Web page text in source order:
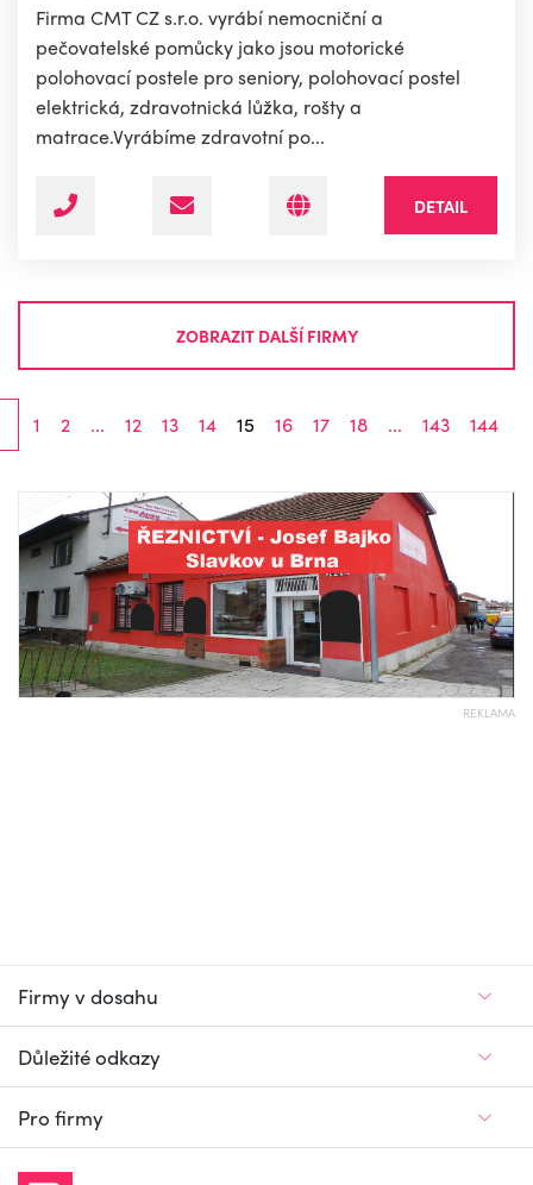
Firma CMT CZ s.r.o. vyrábí nemocniční a
pečovatelské pomůcky jako jsou motorické
polohovací postele pro seniory, polohovací postel
elektrická, zdravotnická lůžka, rošty a
matrace.Vyrábíme zdravotní po...
DETAIL
ZOBRAZIT DALŠÍ FIRMY
1 2 ... 12 13 14 15 16 17 18 ... 143 144
REKLAMA
Firmy v dosahu
Důležité odkazy
Pro firmy